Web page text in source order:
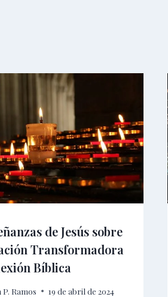
de Jesús sobre
Transformadora
Bíblica
P. Ramos 19 de abril de 2024